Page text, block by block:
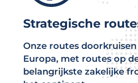
Strategische
Onze routes doorkruisen
Europa, met routes op
belangrijkste zakelijke